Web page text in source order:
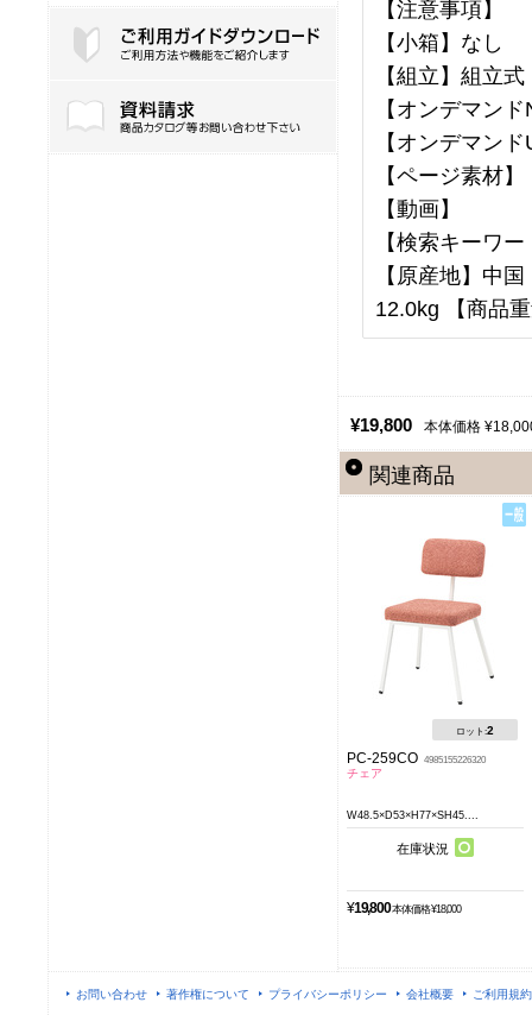
【注意事項】
【小箱】なし
【組立】組立式
【オンデマン
【オンデマン
【ページ素材】
【動画】
【検索キーワ
【原産地】中
12.0kg 【商品
¥19,800 本体価格
関連商品
ロット:2
PC-259CO 4985155226320
チェア
W48.5×D53×H77×SH45....
在庫状況
¥19,800 本体価格 ¥18,000
お問い合わせ 著作権について プライバシーポリシー 会社概要 ご利用規約